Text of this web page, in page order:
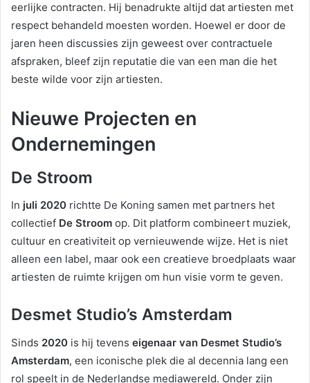
eerlijke contracten. Hij benadrukte altijd dat artiesten met
respect behandeld moesten worden. Hoewel er door de
jaren heen discussies zijn geweest over contractuele
afspraken, bleef zijn reputatie die van een man die het
beste wilde voor zijn artiesten.
Nieuwe Projecten en
Ondernemingen
De Stroom
In juli 2020 richtte De Koning samen met partners het
collectief De Stroom op. Dit platform combineert muziek,
cultuur en creativiteit op vernieuwende wijze. Het is niet
alleen een label, maar ook een creatieve broedplaats waar
artiesten de ruimte krijgen om hun visie vorm te geven.
Desmet Studio’s Amsterdam
Sinds 2020 is hij tevens eigenaar van Desmet Studio’s
Amsterdam, een iconische plek die al decennia lang een
rol speelt in de Nederlandse mediawereld. Onder zijn